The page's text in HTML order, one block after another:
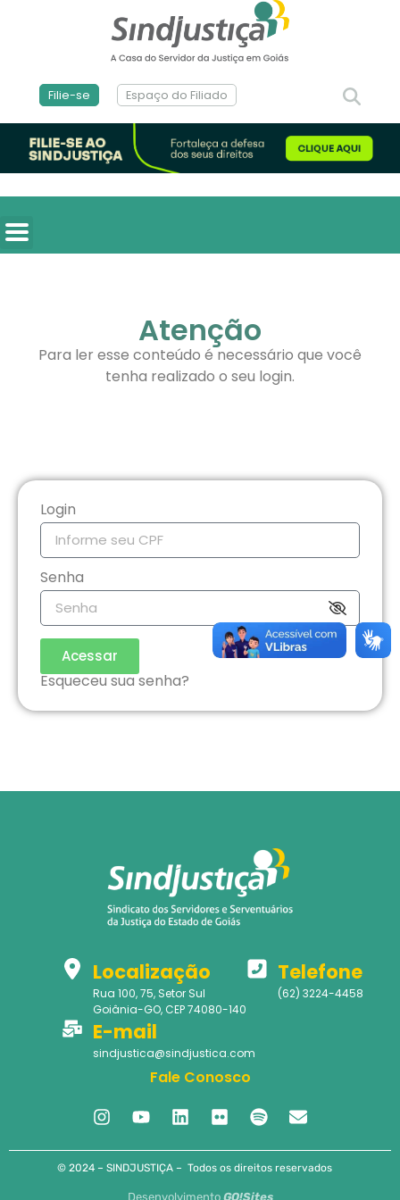
Filie-se Espaço do Filiado
Atenção
Para ler esse conteúdo é necessário que você
tenha realizado o seu login.
Login
Senha
Acessar
Esqueceu sua senha?
Localização
Rua 100, 75, Setor Sul
Goiânia-GO, CEP 74080-140
Telefone
(62) 3224-4458
E-mail
sindjustica@sindjustica.com
Fale Conosco
© 2024 – SINDJUSTIÇA – Todos os direitos reservados
Desenvolvimento GO!Sites